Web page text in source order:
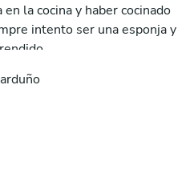
la cocina y haber cocinado
intento ser una esponja y